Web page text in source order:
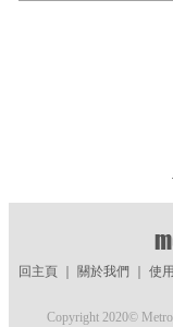
回主頁｜ 關於我們 使
Copyright 2020© Metro